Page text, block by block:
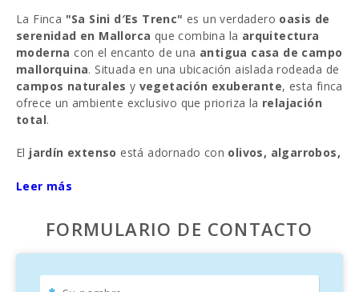
La Finca "Sa Sini d′Es Trenc" es un verdadero oasis de
serenidad en Mallorca que combina la arquitectura
moderna con el encanto de una antigua casa de campo
mallorquina. Situada en una ubicación aislada rodeada de
campos naturales y vegetación exuberante, esta finca
ofrece un ambiente exclusivo que prioriza la relajación
total.
El jardín extenso está adornado con olivos, algarrobos,
naturaleza virgen
piscina privada que es un espacio único para la
relajación. La piscina está rodeada devallas de bambú
tumbonas ergonómicas, con toldos que proporcionan
Leer más
FORMULARIO DE CONTACTO